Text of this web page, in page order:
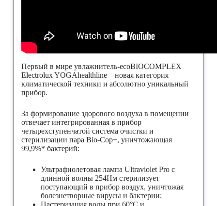
Первый в мире увлажнитель-ecoBIOCOMPLEX
Electrolux YOGAhealthline – новая категория
климатической техники и абсолютно уникальный
прибор.
За формирование здорового воздуха в помещении
отвечает интегрированная в прибор
четырехступенчатой система очистки и
стерилизации пара Bio-Cop+, уничтожающая
99,9%* бактерий:
Ультрафиолетовая лампа Ultraviolet Pro с
длинной волны 254Нм стерилизует
поступающий в прибор воздух, уничтожая
болезнетворные вирусы и бактерии;
Пастеризация воды при 60°С и